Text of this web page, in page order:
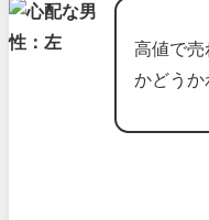
高値で売
かどうか